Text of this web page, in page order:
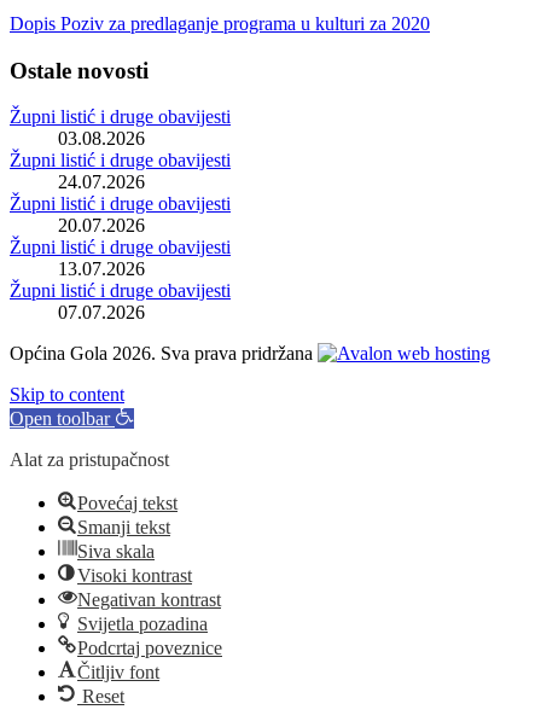
Dopis Poziv za predlaganje programa u kulturi za 2020
Ostale novosti
Župni listić i druge obavijesti
03.08.2026
Župni listić i druge obavijesti
24.07.2026
Župni listić i druge obavijesti
20.07.2026
Župni listić i druge obavijesti
13.07.2026
Župni listić i druge obavijesti
07.07.2026
Općina Gola 2026. Sva prava pridržana
Skip to content
Open toolbar
Alat za pristupačnost
Povećaj tekst
Smanji tekst
Siva skala
Visoki kontrast
Negativan kontrast
Svijetla pozadina
Podcrtaj poveznice
Čitljiv font
Reset